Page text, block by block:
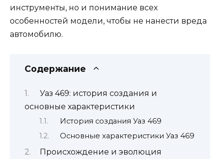
инструменты, но и понимание всех
особенностей модели, чтобы не нанести вреда
автомобилю.
Содержание
Уаз 469: история создания и
основные характеристики
История создания Уаз 469
Основные характеристики Уаз 469
Происхождение и эволюция